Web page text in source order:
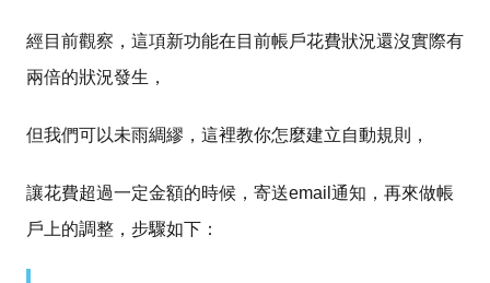
經目前觀察，這項新功能在目前帳戶花費狀況還沒實際有
兩倍的狀況發生，
但我們可以未雨綢繆，這裡教你怎麼建立自動規則，
讓花費超過一定金額的時候，寄送email通知，再來做帳
戶上的調整，步驟如下：